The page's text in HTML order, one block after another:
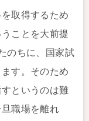
取得するため
ことを大前提
のちに、国家試
す。そのため
というのは難
職場を離れ